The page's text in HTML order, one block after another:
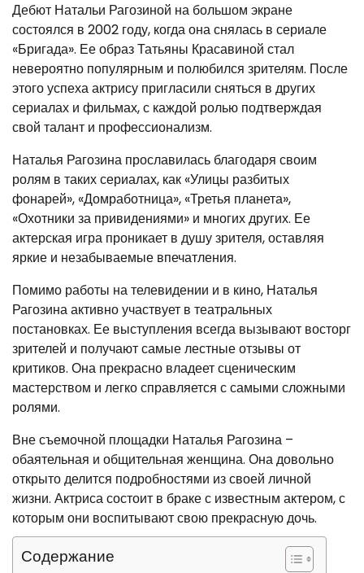
Дебют Натальи Рагозиной на большом экране
состоялся в 2002 году, когда она снялась в сериале
«Бригада». Ее образ Татьяны Красавиной стал
невероятно популярным и полюбился зрителям. После
этого успеха актрису пригласили сняться в других
сериалах и фильмах, с каждой ролью подтверждая
свой талант и профессионализм.
Наталья Рагозина прославилась благодаря своим
ролям в таких сериалах, как «Улицы разбитых
фонарей», «Домработница», «Третья планета»,
«Охотники за привидениями» и многих других. Ее
актерская игра проникает в душу зрителя, оставляя
яркие и незабываемые впечатления.
Помимо работы на телевидении и в кино, Наталья
Рагозина активно участвует в театральных
постановках. Ее выступления всегда вызывают восторг
зрителей и получают самые лестные отзывы от
критиков. Она прекрасно владеет сценическим
мастерством и легко справляется с самыми сложными
ролями.
Вне съемочной площадки Наталья Рагозина –
обаятельная и общительная женщина. Она довольно
открыто делится подробностями из своей личной
жизни. Актриса состоит в браке с известным актером, с
которым они воспитывают свою прекрасную дочь.
Содержание